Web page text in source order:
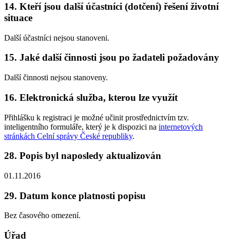
14. Kteří jsou další účastníci (dotčení) řešení životní
situace
Další účastníci nejsou stanoveni.
15. Jaké další činnosti jsou po žadateli požadovány
Další činnosti nejsou stanoveny.
16. Elektronická služba, kterou lze využít
Přihlášku k registraci je možné učinit prostřednictvím tzv.
inteligentního formuláře, který je k dispozici na internetových
stránkách Celní správy České republiky.
28. Popis byl naposledy aktualizován
01.11.2016
29. Datum konce platnosti popisu
Bez časového omezení.
Úřad